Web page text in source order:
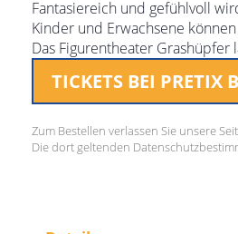
Fantasiereich und gefühlvoll
Kinder und Erwachsene
Das Figurentheater
TICKETS BEI PRETIX
Zum Bestellen verlassen Sie unsere
Die dort geltenden